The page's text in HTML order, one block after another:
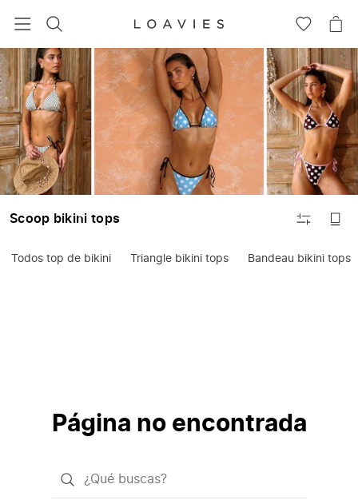
BUSCAR
IR
A
LA
LISTA
DE
DESEOS
IR
A
LA
Ropa
de
baño
Scoop bikini tops
FILTRAR
Todos top de bikini Triangle bikini tops Bandeau bikini tops
Página no encontrada
¿Qué